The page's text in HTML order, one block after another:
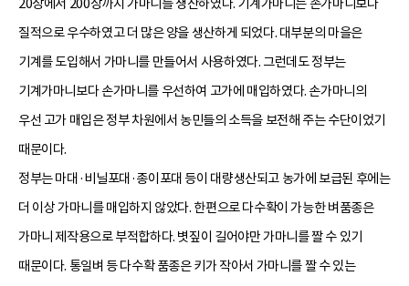
20장에서 200장까지 가마니를 생산하였다. 기계가마니는 손가마니보다
질적으로 우수하였고 더 많은 양을 생산하게 되었다. 대부분의 마을은
기계를 도입해서 가마니를 만들어서 사용하였다. 그런데도 정부는
기계가마니보다 손가마니를 우선하여 고가에 매입하였다. 손가마니의
우선 고가 매입은 정부 차원에서 농민들의 소득을 보전해 주는 수단이었기
때문이다.
정부는 마대·비닐포대·종이포대 등이 대량생산되고 농가에 보급된 후에는
더 이상 가마니를 매입하지 않았다. 한편으로 다수확이 가능한 벼품종은
가마니 제작용으로 부적합하다. 볏짚이 길어야만 가마니를 짤 수 있기
때문이다. 통일벼 등 다수확 품종은 키가 작아서 가마니를 짤 수 있는